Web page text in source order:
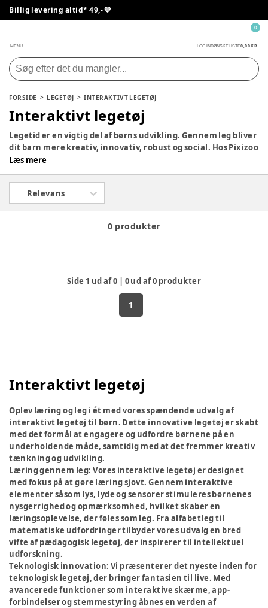
Billig levering altid* 49,- 💙
MENU LOG INDØNSKELISTE0,00 KR.
0
FORSIDE LEGETØJ INTERAKTIVT LEGETØJ
Interaktivt legetøj
Legetid er en vigtig del af børns udvikling. Gennem leg bliver
dit barn mere kreativ, innovativ, robust og social. Hos Pixizoo
har vi samlet det bedste legetøj til både babyer og børn.
barn her.
Læs mere
Relevans
0 produkter
Side 1 ud af0 | 0ud af0 produkter
1
Interaktivt legetøj
Oplev læring og leg i ét med vores spændende udvalg af
interaktivt legetøj til børn. Dette innovative legetøj er skabt
med det formål at engagere og udfordre børnene på en
underholdende måde, samtidig med at det fremmer kreativ
tænkning og udvikling.
Læring gennem leg: Vores interaktive legetøj er designet
med fokus på at gøre læring sjovt. Gennem interaktive
elementer såsom lys, lyde og sensorer stimuleres børnenes
nysgerrighed og opmærksomhed, hvilket skaber en
læringsoplevelse, der føles som leg. Fra alfabetleg til
matematiske udfordringer tilbyder vores udvalg en bred
vifte af pædagogisk legetøj, der inspirerer til intellektuel
udforskning.
Teknologisk innovation: Vi præsenterer det nyeste inden for
teknologisk legetøj, der bringer fantasien til live. Med
avancerede funktioner som interaktive skærme, app-
forbindelser og stemmestyring åbnes en verden af